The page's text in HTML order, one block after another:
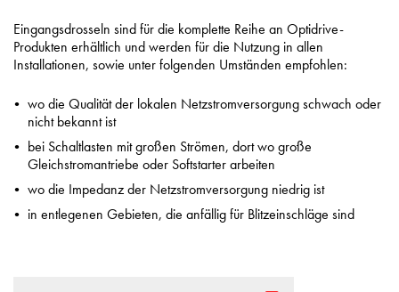
Eingangsdrosseln sind für die komplette Reihe an Optidrive-
Produkten erhältlich und werden für die Nutzung in allen
Installationen, sowie unter folgenden Umständen empfohlen:
wo die Qualität der lokalen Netzstromversorgung schwach oder
nicht bekannt ist
bei Schaltlasten mit großen Strömen, dort wo große
Gleichstromantriebe oder Softstarter arbeiten
wo die Impedanz der Netzstromversorgung niedrig ist
in entlegenen Gebieten, die anfällig für Blitzeinschläge sind